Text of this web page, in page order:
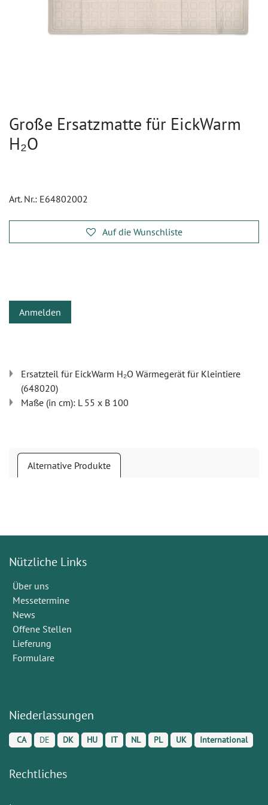
Große Ersatzmatte für EickWarm
H₂O
Art. Nr.: E64802002
Auf die Wunschliste
Anmelden
Ersatzteil für EickWarm H₂O Wärmegerät für Kleintiere
(648020)
Maße (in cm): L 55 x B 100
Alternative Produkte
Nützliche Links
Über uns
Messetermine
News
Offene Stellen
Lieferung
Formulare
Niederlassungen
CA DE DK HU IT NL PL UK International
Rechtliches